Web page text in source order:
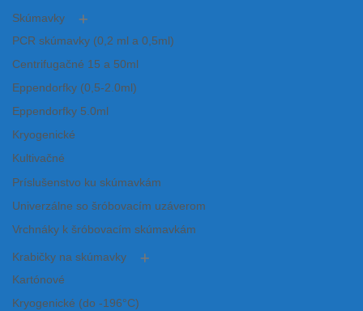
Skúmavky
PCR skúmavky (0,2 ml a 0,5ml)
Centrifugačné 15 a 50ml
Eppendorfky (0,5-2.0ml)
Eppendorfky 5.0ml
Kryogenické
Kultivačné
Príslušenstvo ku skúmavkám
Univerzálne so šróbovacím uzáverom
Vrchnáky k šróbovacím skúmavkám
Krabičky na skúmavky
Kartónové
Kryogenické (do -196°C)